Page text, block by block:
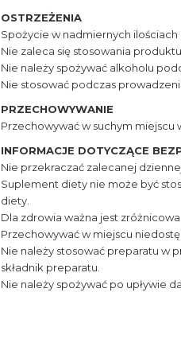
OSTRZEŻENIA
Spożycie w nadmiernych
Nie zaleca się stosowania
Nie należy spożywać alkoholu
Nie stosować podczas
PRZECHOWYWANIE
Przechowywać w suchym miejscu
INFORMACJE DOTYCZĄCE
Nie przekraczać zalecanej
Suplement diety nie może być
diety.
Dla zdrowia ważna jest
Przechowywać w miejscu
Nie należy stosować preparatu w
składnik preparatu.
Nie należy spożywać po upływie